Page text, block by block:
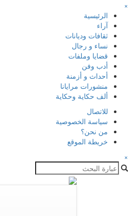
×
الرئيسية
آراء
ثقافات وديانات
نساء و رجال
قضايا وملفات
أدب وفن
أحداث و أزمنة
منشورات مرايانا
ألف حكاية وحكاية
للاتصال
سياسة الخصوصية
من نحن؟
خريطة الموقع
×